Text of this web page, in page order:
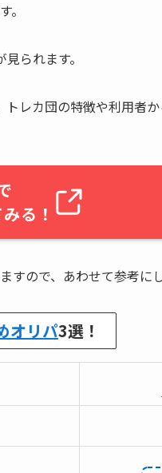
。
られます。
レカ団の特徴や利用者
る！
すので、あわせて参考に
オリパ3選！